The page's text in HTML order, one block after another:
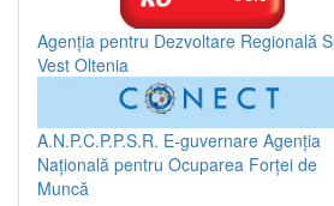
Agenția pentru Dezvoltare Regională
Vest Oltenia
A.N.P.C.P.P.S.R. E-guvernare Agenția
Națională pentru Ocuparea Forței de
Muncă